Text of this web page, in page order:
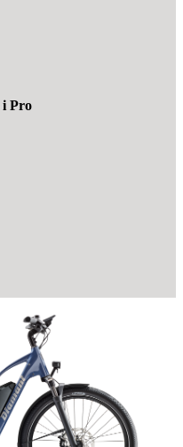
i Pro